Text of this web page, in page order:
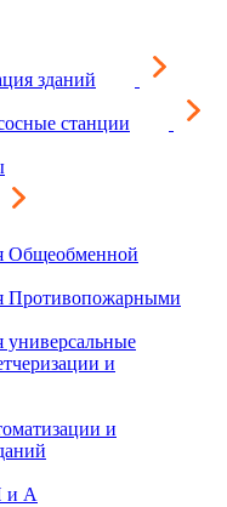
зданий
станции
Общеобменной
Противопожарными
и
и
и А